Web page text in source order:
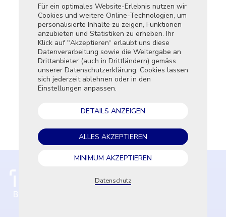
Dipl. Energie- und Umwelttechniker/-in HF
Dipl. Maschinenbautechniker/-in HF
Dipl. Prozesstechniker/-in HF
Dipl. Systemtechniker/-in HF
NDS Betriebswirtschaft und Unternehmensführung
NDS Energieeffizienz
Prozessfachmann/-frau mit eidg. Fachausweis
Datenschutzrichtlinie gelesen und einverstanden
Für ein optimales Website-Erlebnis nutzen wir
Cookies und weitere Online-Technologien, um
personalisierte Inhalte zu zeigen, Funktionen
anzubieten und Statistiken zu erheben. Ihr
Klick auf "Akzeptieren“ erlaubt uns diese
Datenverarbeitung sowie die Weitergabe an
Drittanbieter (auch in Drittländern) gemäss
unserer Datenschutzerklärung. Cookies lassen
sich jederzeit ablehnen oder in den
Einstellungen anpassen.
DETAILS ANZEIGEN
ALLES AKZEPTIEREN
MINIMUM AKZEPTIEREN
Datenschutz